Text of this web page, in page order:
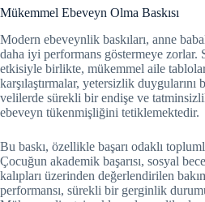
Mükemmel Ebeveyn Olma Baskısı
Modern ebeveynlik baskıları, anne
daha iyi performans göstermeye zorlar.
etkisiyle birlikte, mükemmel aile
karşılaştırmalar, yetersizlik duygularını
velilerde sürekli bir endişe ve
ebeveyn tükenmişliğini tetiklemektedir.
Bu baskı, özellikle başarı odaklı
Çocuğun akademik başarısı, sosyal
kalıpları üzerinden değerlendirilen
performansı, sürekli bir gerginlik